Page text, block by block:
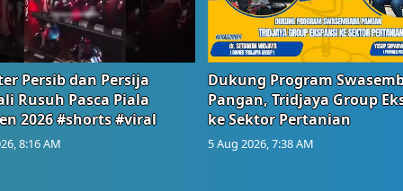
Persib dan Persija
Rusuh Pasca Piala
2026 #shorts #viral
8:16 AM
Dukung Program
Pangan, Tridjaya Group
ke Sektor Pertanian
5 Aug 2026, 7:38 AM